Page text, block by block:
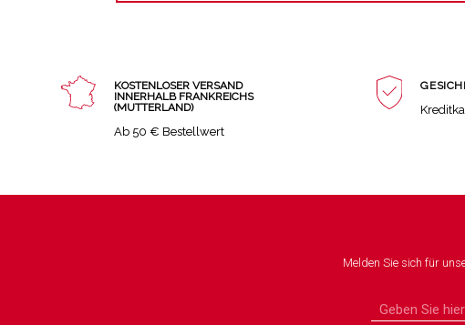
KOSTENLOSER VERSAND
INNERHALB FRANKREICHS
(MUTTERLAND)
Ab 50 € Bestellwert
Melden Sie sich für